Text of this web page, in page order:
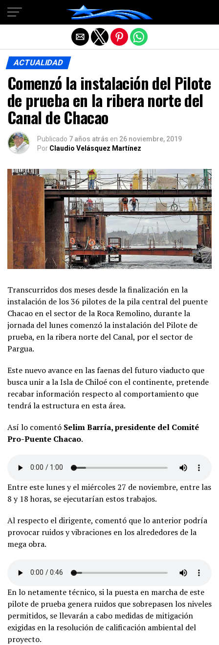
ACTUALIDAD
Comenzó la instalación del Pilote
de prueba en la ribera norte del
Canal de Chacao
Publicado 7 años atrás en 26 noviembre, 2019
Por Claudio Velásquez Martínez
Transcurridos dos meses desde la finalización en la
instalación de los 36 pilotes de la pila central del puente
Chacao en el sector de la Roca Remolino, durante la
jornada del lunes comenzó la instalación del Pilote de
prueba, en la ribera norte del Canal, por el sector de
Pargua.
Este nuevo avance en las faenas del futuro viaducto que
busca unir a la Isla de Chiloé con el continente, pretende
recabar información respecto al comportamiento que
tendrá la estructura en esta área.
Así lo comentó Selim Barría, presidente del Comité
Pro-Puente Chacao.
Entre este lunes y el miércoles 27 de noviembre, entre las
8 y 18 horas, se ejecutarían estos trabajos.
Al respecto el dirigente, comentó que lo anterior podría
provocar ruidos y vibraciones en los alrededores de la
mega obra.
En lo netamente técnico, si la puesta en marcha de este
pilote de prueba genera ruidos que sobrepasen los niveles
permitidos, se llevarán a cabo medidas de mitigación
exigidas en la resolución de calificación ambiental del
proyecto.
Salir de la versión móvil